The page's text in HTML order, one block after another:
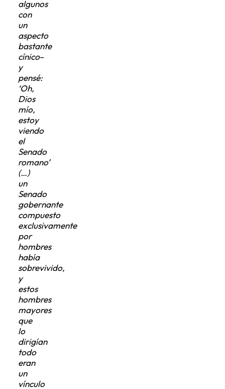
algunos
con
un
aspecto
bastante
cínico–
y
pensé:
‘Oh,
Dios
mío,
estoy
viendo
el
Senado
romano’
(…)
un
Senado
gobernante
compuesto
exclusivamente
por
hombres
había
sobrevivido,
y
estos
hombres
mayores
que
lo
dirigían
todo
eran
un
vínculo